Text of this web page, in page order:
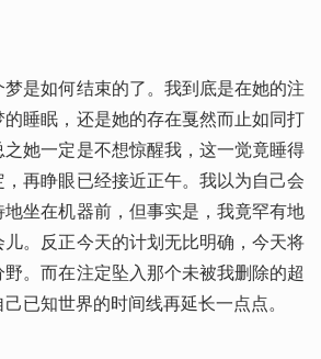
是如何结束的了。我到底是在她的注
睡眠，还是她的存在戛然而止如同打
她一定是不想惊醒我，这一觉竟睡得
再睁眼已经接近正午。我以为自己会
坐在机器前，但事实是，我竟罕有地
。反正今天的计划无比明确，今天将
。而在注定坠入那个未被我删除的超
已知世界的时间线再延长一点点。